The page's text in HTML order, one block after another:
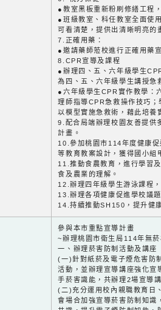
●教室黑板重新粉刷修繕工程
●班級教室、科任教室全面使
可看清楚，提供出清晰明亮的
7.正確用藥：
●邀請藥師蒞校進行正確用藥
8.CPR宣導及課程
●辦理四、五、六年級學生
為四、五、六年級學生講授急
●六年級學生CPR實作教學：
理師指導CPR急救操作技巧
以模型實施急救術，藉此培養
9.配合局端辦理校園友善提供
計畫。
10.參加桃園市114年度健康
等教育教案設計，獲得國小組
11.推動食農教育，進行學習
食及農業的理解。
12.辦理四年級學生游泳課程
13.辦理各項健康促進學校議
14.持續推動SH150，提升健
參與本市重點宣導計畫
~辦理桃園市衛生局114年無
一、辦理菸害防制活動及講座
(一)針對紙菸及電子煙危害防
活動，並辦理宣導講座強化宣
手菸害識能，共辦理2場宣導
(二)充分運用校內親職教育日
會場合加強宣導菸害防制知識